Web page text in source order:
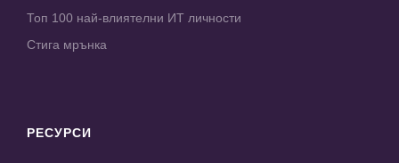
Топ 100 най-влиятелни ИТ личности
Стига мрънка
РЕСУРСИ